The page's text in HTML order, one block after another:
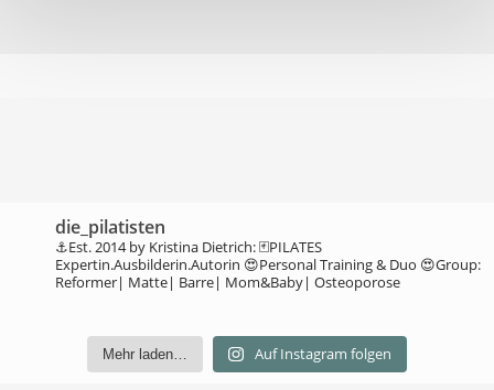
die_pilatisten
⚓️Est. 2014 by Kristina Dietrich:🃏PILATES
Expertin.Ausbilderin.Autorin 😍Personal Training & Duo 😍Group:
Reformer| Matte| Barre| Mom&Baby| Osteoporose
Mehr laden… Auf Instagram folgen